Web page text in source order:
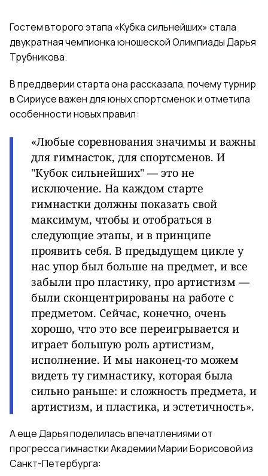
Гостем второго этапа «Кубка сильнейших» стала
двукратная чемпионка юношеской Олимпиады Дарья
Трубникова.
В преддверии старта она рассказала, почему турнир
в Сириусе важен для юных спортсменок и отметила
особенности новых правил:
«Любые соревнования значимы и важны
для гимнасток, для спортсменов. И
"Кубок сильнейших" — это не
исключение. На каждом старте
гимнастки должны показать свой
максимум, чтобы и отобраться в
следующие этапы, и в принципе
проявить себя. В предыдущем цикле у
нас упор был больше на предмет, и все
забыли про пластику, про артистизм —
были сконцентрированы на работе с
предметом. Сейчас, конечно, очень
хорошо, что это все переигрывается и
играет большую роль артистизм,
исполнение. И мы наконец-то можем
видеть ту гимнастику, которая была
сильно раньше: и сложность предмета, и
артистизм, и пластика, и эстетичность».
А еще Дарья поделилась впечатлениями от
прогресса гимнастки Академии Марии Борисовой из
Санкт-Петербурга: